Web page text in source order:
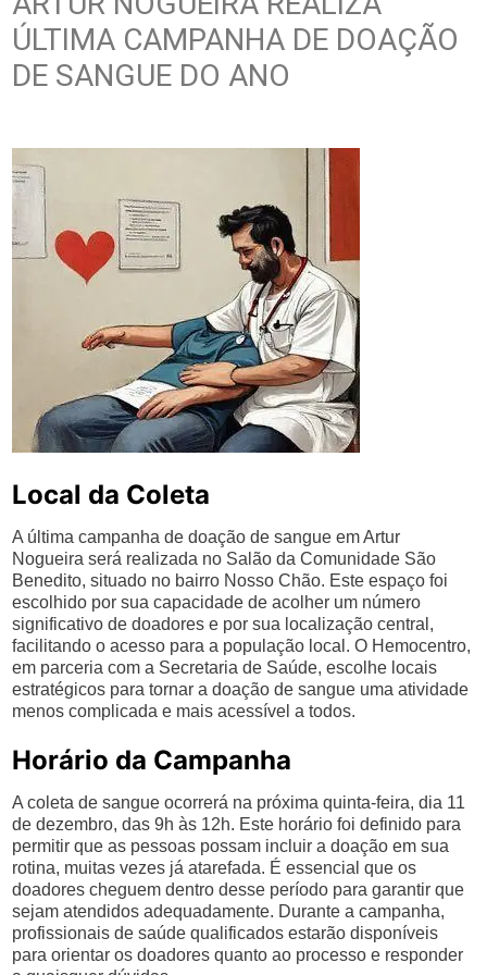
ÚLTIMA CAMPANHA DE DOAÇÃO
DE SANGUE DO ANO
Local da Coleta
A última campanha de doação de sangue em Artur
Nogueira será realizada no Salão da Comunidade São
Benedito, situado no bairro Nosso Chão. Este espaço foi
escolhido por sua capacidade de acolher um número
significativo de doadores e por sua localização central,
facilitando o acesso para a população local. O Hemocentro,
em parceria com a Secretaria de Saúde, escolhe locais
estratégicos para tornar a doação de sangue uma atividade
menos complicada e mais acessível a todos.
Horário da Campanha
A coleta de sangue ocorrerá na próxima quinta-feira, dia 11
de dezembro, das 9h às 12h. Este horário foi definido para
permitir que as pessoas possam incluir a doação em sua
rotina, muitas vezes já atarefada. É essencial que os
doadores cheguem dentro desse período para garantir que
sejam atendidos adequadamente. Durante a campanha,
profissionais de saúde qualificados estarão disponíveis
para orientar os doadores quanto ao processo e responder